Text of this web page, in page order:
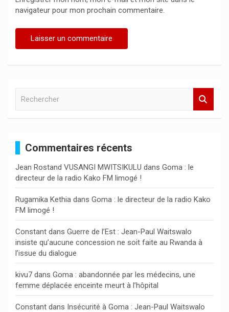
navigateur pour mon prochain commentaire.
c
h
e
r
Commentaires récents
Jean Rostand VUSANGI MWITSIKULU dans Goma : le
directeur de la radio Kako FM limogé !
Rugamika Kethia dans Goma : le directeur de la radio Kako
FM limogé !
Constant dans Guerre de l’Est : Jean-Paul Waitswalo
insiste qu’aucune concession ne soit faite au Rwanda à
l’issue du dialogue
kivu7 dans Goma : abandonnée par les médecins, une
femme déplacée enceinte meurt à l’hôpital
Constant dans Insécurité à Goma : Jean-Paul Waitswalo